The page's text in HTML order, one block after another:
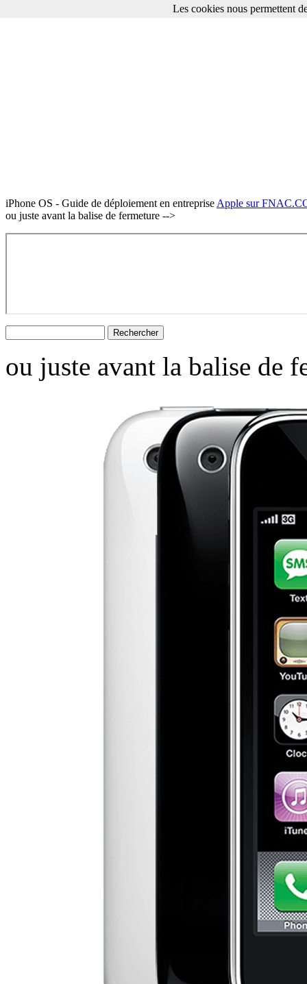
iPhone OS - Guide de déploiement en entreprise Apple sur
ou juste avant la balise de fermeture -->
ou juste avant la balise de
Les cookies nous permettent